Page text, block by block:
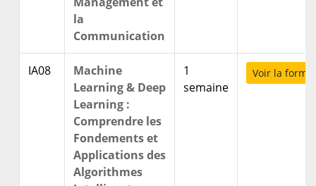
la
Communication
IA08
Machine
Learning & Deep
Learning :
Comprendre les
Fondements et
Applications des
Algorithmes
1
semaine
Voir la